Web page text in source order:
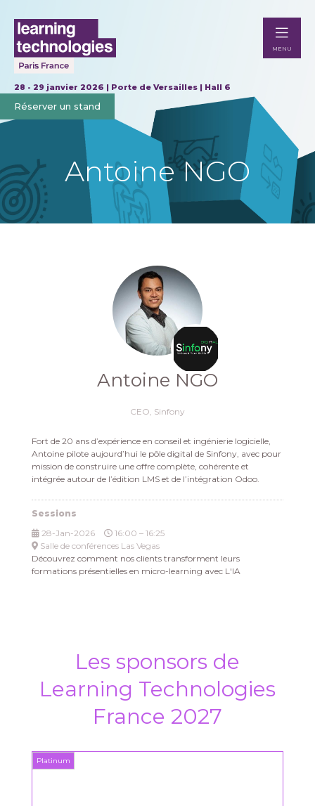
28 - 29 janvier 2026 | Porte de Versailles | Hall 6
Réserver un stand
MENU
Antoine NGO
Antoine NGO
CEO, Sinfony
Fort de 20 ans d’expérience en conseil et ingénierie logicielle,
Antoine pilote aujourd’hui le pôle digital de Sinfony, avec pour
mission de construire une offre complète, cohérente et
intégrée autour de l’édition LMS et de l’intégration Odoo.
Sessions
28-Jan-2026
16:00 – 16:25
Salle de conférences Las Vegas
Découvrez comment nos clients transforment leurs
formations présentielles en micro-learning avec L'IA
Les sponsors de
Learning Technologies
France 2027
Platinum